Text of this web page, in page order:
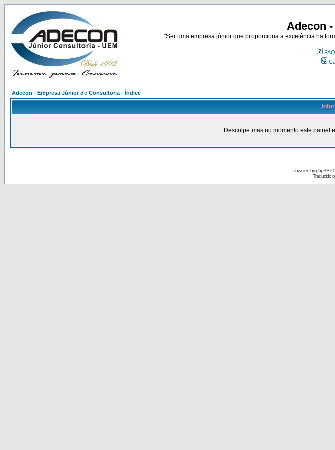
Adecon
"Ser uma empresa júnior que proporciona a excelência na
FAQ
Adecon - Empresa Júnior de Consultoria - Índice
Desculpe mas no momento este painel
Powered byphpBB©
Traduzido